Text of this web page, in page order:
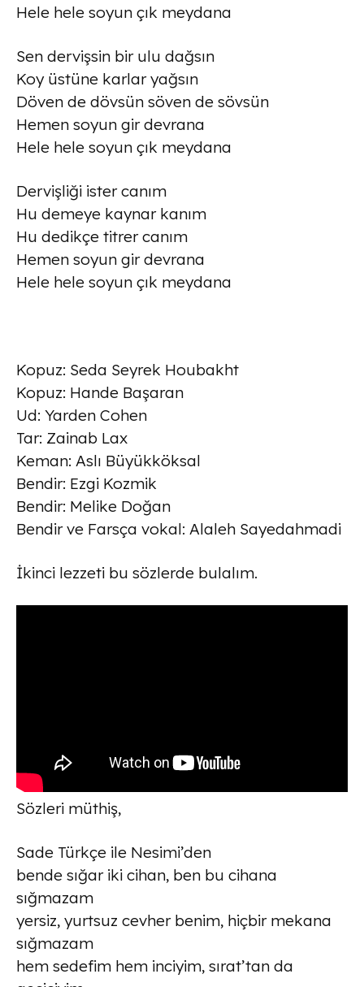
Hele hele soyun çık meydana
Sen dervişsin bir ulu dağsın
Koy üstüne karlar yağsın
Döven de dövsün söven de sövsün
Hemen soyun gir devrana
Hele hele soyun çık meydana
Dervişliği ister canım
Hu demeye kaynar kanım
Hu dedikçe titrer canım
Hemen soyun gir devrana
Hele hele soyun çık meydana
Kopuz: Seda Seyrek Houbakht
Kopuz: Hande Başaran
Ud: Yarden Cohen
Tar: Zainab Lax
Keman: Aslı Büyükköksal
Bendir: Ezgi Kozmik
Bendir: Melike Doğan
Bendir ve Farsça vokal: Alaleh Sayedahmadi
İkinci lezzeti bu sözlerde bulalım.
Sözleri müthiş,
Sade Türkçe ile Nesimi’den
bende sığar iki cihan, ben bu cihana
sığmazam
yersiz, yurtsuz cevher benim, hiçbir mekana
sığmazam
hem sedefim hem inciyim, sırat’tan da